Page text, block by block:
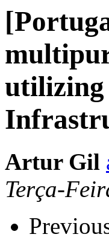
utilizing
Artur Gil
Terça-